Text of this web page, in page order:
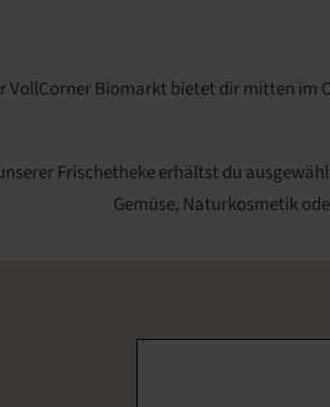
VollCorner Biomarkt bietet dir mitten im
Frischetheke erhältst du
Gemüse, Naturkosmetik